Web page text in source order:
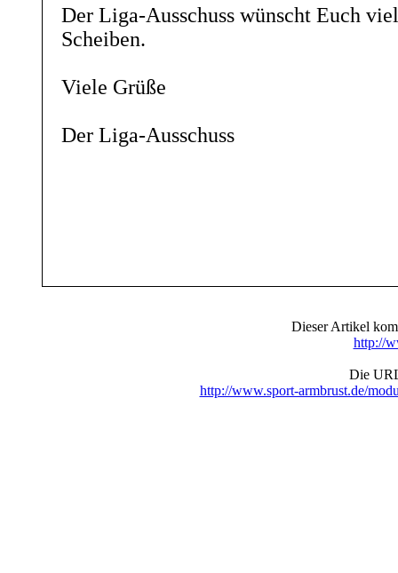
Der Liga-Ausschuss wünscht Euch
Scheiben.
Viele Grüße
Der Liga-Ausschuss
Dieser Artikel
http://
Die
http://www.sport-armbrust.de/